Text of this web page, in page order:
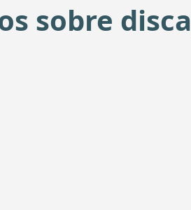
sobre